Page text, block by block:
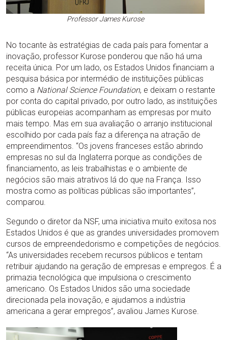
Professor James Kurose
No tocante às estratégias de cada país para fomentar a
inovação, professor Kurose ponderou que não há uma
receita única. Por um lado, os Estados Unidos financiam a
pesquisa básica por intermédio de instituições públicas
como a National Science Foundation, e deixam o restante
por conta do capital privado, por outro lado, as instituições
públicas europeias acompanham as empresas por muito
mais tempo. Mas em sua avaliação o arranjo institucional
escolhido por cada país faz a diferença na atração de
empreendimentos. “Os jovens franceses estão abrindo
empresas no sul da Inglaterra porque as condições de
financiamento, as leis trabalhistas e o ambiente de
negócios são mais atrativos lá do que na França. Isso
mostra como as políticas públicas são importantes”,
comparou.
Segundo o diretor da NSF, uma iniciativa muito exitosa nos
Estados Unidos é que as grandes universidades promovem
cursos de empreendedorismo e competições de negócios.
“As universidades recebem recursos públicos e tentam
retribuir ajudando na geração de empresas e empregos. É a
primazia tecnológica que impulsiona o crescimento
americano. Os Estados Unidos são uma sociedade
direcionada pela inovação, e ajudamos a indústria
americana a gerar empregos”, avaliou James Kurose.